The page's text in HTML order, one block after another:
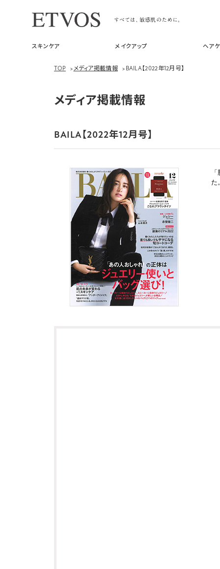
スキンケア メイクアップ ヘア
TOP >メディア掲載情報 > BAILA【2022年12月号】
メディア掲載情報
BAILA【2022年12月号】
た